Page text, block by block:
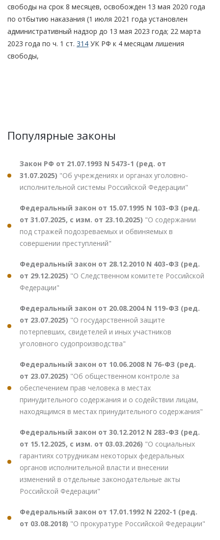
свободы на срок 8 месяцев, освобожден 13 мая 2020 года
по отбытию наказания (1 июля 2021 года установлен
административный надзор до 13 мая 2023 года; 22 марта
2023 года по ч. 1 ст. 314 УК РФ к 4 месяцам лишения
свободы,
Популярные законы
Закон РФ от 21.07.1993 N 5473-1 (ред. от
31.07.2025) "Об учреждениях и органах уголовно-
исполнительной системы Российской Федерации"
Федеральный закон от 15.07.1995 N 103-ФЗ (ред.
от 31.07.2025, с изм. от 23.10.2025) "О содержании
под стражей подозреваемых и обвиняемых в
совершении преступлений"
Федеральный закон от 28.12.2010 N 403-ФЗ (ред.
от 29.12.2025) "О Следственном комитете Российской
Федерации"
Федеральный закон от 20.08.2004 N 119-ФЗ (ред.
от 23.07.2025) "О государственной защите
потерпевших, свидетелей и иных участников
уголовного судопроизводства"
Федеральный закон от 10.06.2008 N 76-ФЗ (ред.
от 23.07.2025) "Об общественном контроле за
обеспечением прав человека в местах
принудительного содержания и о содействии лицам,
находящимся в местах принудительного содержания"
Федеральный закон от 30.12.2012 N 283-ФЗ (ред.
от 15.12.2025, с изм. от 03.03.2026) "О социальных
гарантиях сотрудникам некоторых федеральных
органов исполнительной власти и внесении
изменений в отдельные законодательные акты
Российской Федерации"
Федеральный закон от 17.01.1992 N 2202-1 (ред.
от 03.08.2018) "О прокуратуре Российской Федерации"